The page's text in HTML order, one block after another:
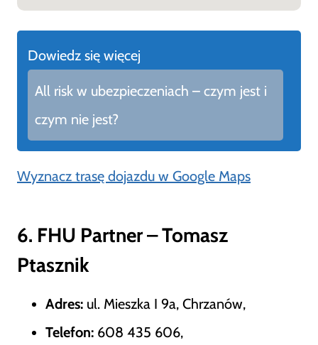
Dowiedz się więcej
All risk w ubezpieczeniach – czym jest i
czym nie jest?
Wyznacz trasę dojazdu w Google Maps
6. FHU Partner – Tomasz
Ptasznik
Adres: ul. Mieszka I 9a, Chrzanów,
Telefon: 608 435 606,